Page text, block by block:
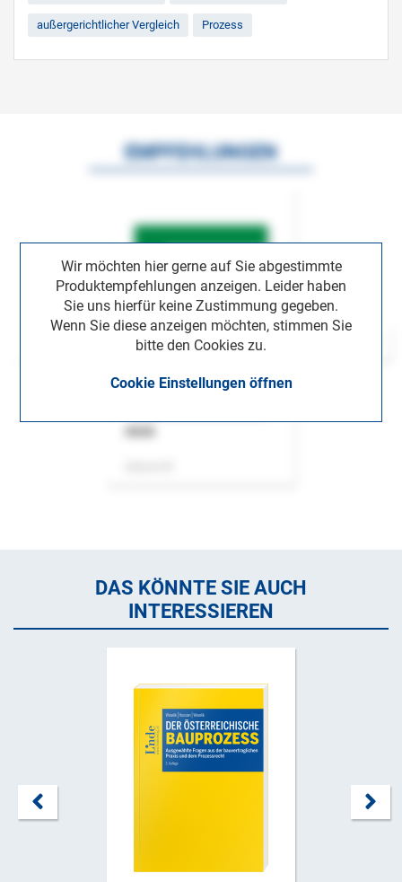
außergerichtlicher Vergleich Prozess
Wir möchten hier gerne auf Sie abgestimmte
Produktempfehlungen anzeigen. Leider haben
Sie uns hierfür keine Zustimmung gegeben.
Wenn Sie diese anzeigen möchten, stimmen Sie
bitte den Cookies zu.
Cookie Einstellungen öffnen
EMPFEHLUNGEN
DAS KÖNNTE SIE AUCH
INTERESSIEREN